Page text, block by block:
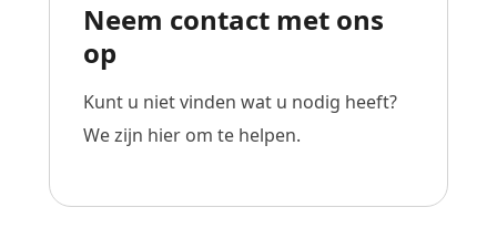
Neem contact met ons
op
Kunt u niet vinden wat u nodig heeft?
We zijn hier om te helpen.